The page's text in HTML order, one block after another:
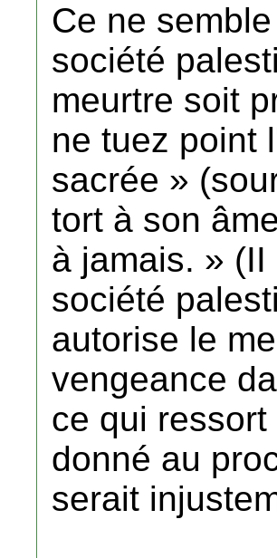
Ce ne
société
meurtre soit
ne tuez point
sacrée »
tort à son
à jamais. »
société
autorise le
vengeance
ce qui
donné au
serait